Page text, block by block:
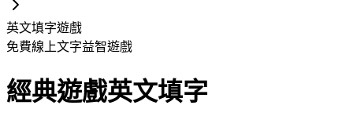
英文填字遊戲
免費線上文字益智遊戲
經典遊戲英文填字